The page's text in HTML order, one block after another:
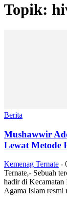
Topik:
Berita
Mushawwir
Lewat Metode
Kemenag Ternate -
Ternate,- Sebuah
hadir di
Agama Islam resmi